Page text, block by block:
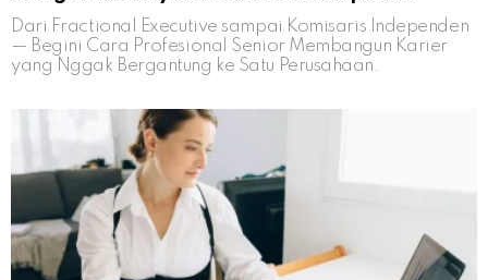
Dari Fractional Executive sampai Komisaris Independen
— Begini Cara Profesional Senior Membangun Karier
yang Nggak Bergantung ke Satu Perusahaan.